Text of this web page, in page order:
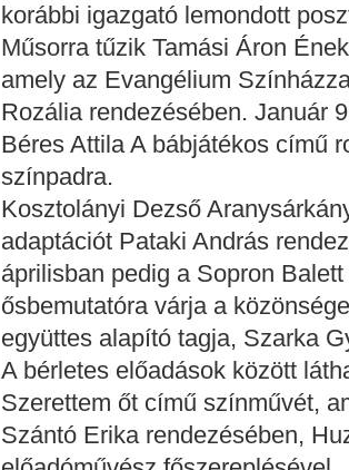
korábbi igazgató lemondott
Műsorra tűzik Tamási Áron
amely az Evangélium
Rozália rendezésében. Január
Béres Attila A bábjátékos című
színpadra.
Kosztolányi Dezső
adaptációt Pataki András
áprilisban pedig a Sopron
ősbemutatóra várja a
együttes alapító tagja, Szarka
A bérletes előadások között
Szerettem őt című színművét,
Szántó Erika rendezésében,